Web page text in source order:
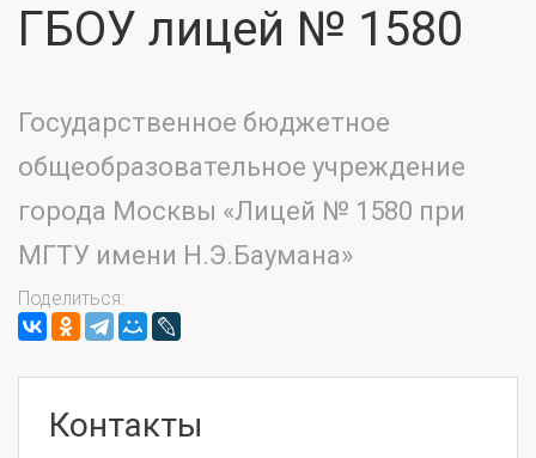
ГБОУ лицей № 1580
Государственное бюджетное
общеобразовательное учреждение
города Москвы «Лицей № 1580 при
МГТУ имени Н.Э.Баумана»
Поделиться:
Контакты